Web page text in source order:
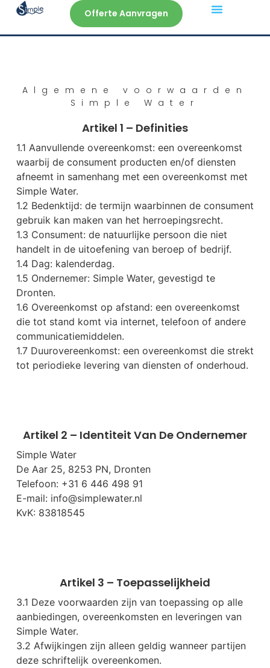
Offerte Aanvragen
Algemene voorwaarden
Simple Water
Artikel 1 – Definities
1.1 Aanvullende overeenkomst: een overeenkomst
waarbij de consument producten en/of diensten
afneemt in samenhang met een overeenkomst met
Simple Water.
1.2 Bedenktijd: de termijn waarbinnen de consument
gebruik kan maken van het herroepingsrecht.
1.3 Consument: de natuurlijke persoon die niet
handelt in de uitoefening van beroep of bedrijf.
1.4 Dag: kalenderdag.
1.5 Ondernemer: Simple Water, gevestigd te
Dronten.
1.6 Overeenkomst op afstand: een overeenkomst
die tot stand komt via internet, telefoon of andere
communicatiemiddelen.
1.7 Duurovereenkomst: een overeenkomst die strekt
tot periodieke levering van diensten of onderhoud.
Artikel 2 – Identiteit Van De Ondernemer
Simple Water
De Aar 25, 8253 PN, Dronten
Telefoon: +31 6 446 498 91
E-mail: info@simplewater.nl
KvK: 83818545
Artikel 3 – Toepasselijkheid
3.1 Deze voorwaarden zijn van toepassing op alle
aanbiedingen, overeenkomsten en leveringen van
Simple Water.
3.2 Afwijkingen zijn alleen geldig wanneer partijen
deze schriftelijk overeenkomen.